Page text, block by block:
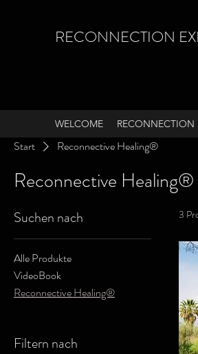
RECONNECTION
WELCOME RECONNECTION
Start Reconnective Healing®
Reconnective Healing®
Suchen nach
Alle Produkte
VideoBook
Reconnective Healing®
Filtern nach
3